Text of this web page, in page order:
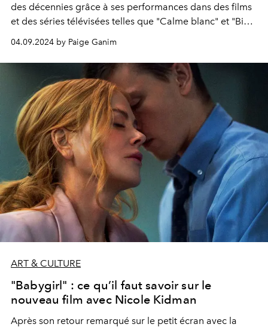
des décennies grâce à ses performances dans des films
et des séries télévisées telles que "Calme blanc" et "Big
04.09.2024 by Paige Ganim
ART & CULTURE
"Babygirl" : ce qu’il faut savoir sur le
nouveau film avec Nicole Kidman
Après son retour remarqué sur le petit écran avec la